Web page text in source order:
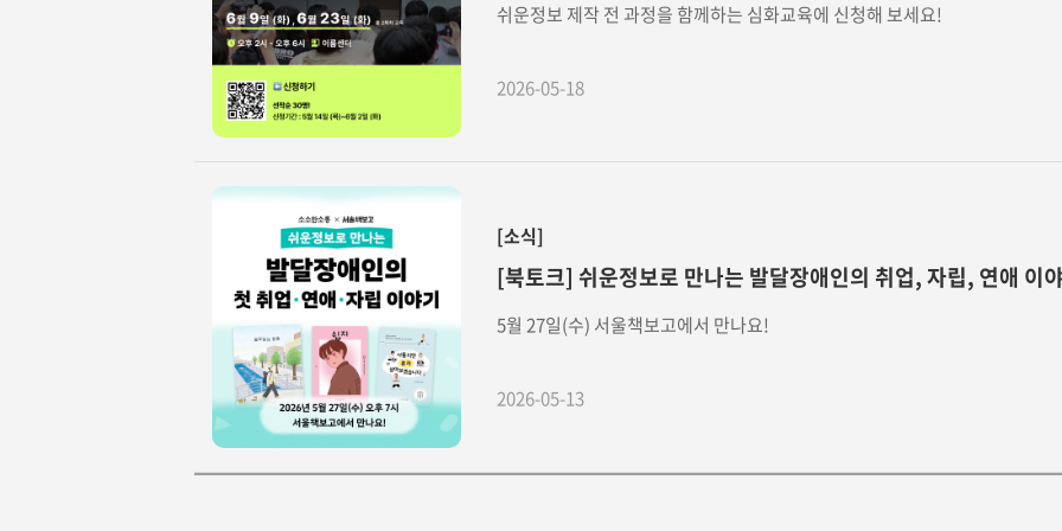
쉬운정보 제작 전 과정을 함께하는 심화교육에 신청해 보세요!
2026-05-18
[소식]
[북토크] 쉬운정보로 만나는 발달장애인의 취업, 자립, 연애 이
5월 27일(수) 서울책보고에서 만나요!
2026-05-13